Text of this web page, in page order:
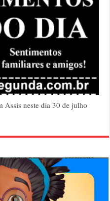
Assis neste dia 30 de julho